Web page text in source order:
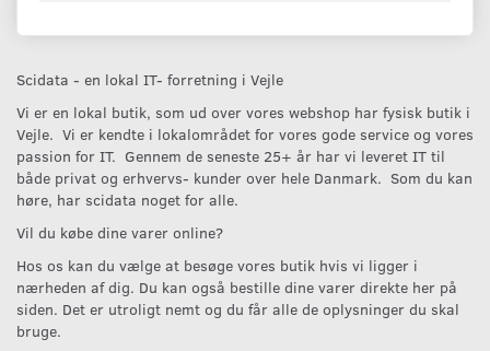
Scidata - en lokal IT- forretning i Vejle
Vi er en lokal butik, som ud over vores webshop har fysisk butik i
Vejle. Vi er kendte i lokalområdet for vores gode service og vores
passion for IT. Gennem de seneste 25+ år har vi leveret IT til
både privat og erhvervs- kunder over hele Danmark. Som du kan
høre, har scidata noget for alle.
Vil du købe dine varer online?
Hos os kan du vælge at besøge vores butik hvis vi ligger i
nærheden af dig. Du kan også bestille dine varer direkte her på
siden. Det er utroligt nemt og du får alle de oplysninger du skal
bruge.